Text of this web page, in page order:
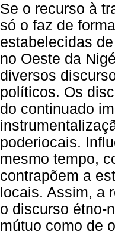
Se o recurso à
só o faz de
estabelecidas
no Oeste da
diversos
políticos. Os
do continuado
poderiocais.
mesmo tempo,
contrapõem a
locais. Assim, a
o discurso étno-
mútuo como de